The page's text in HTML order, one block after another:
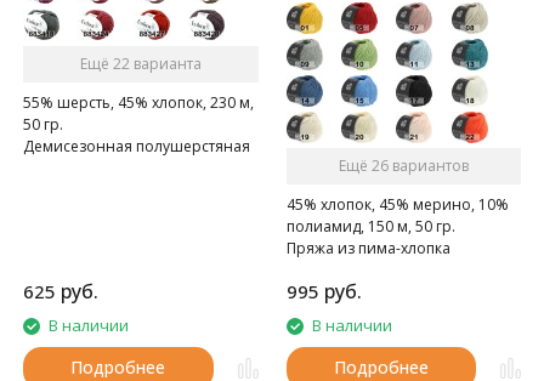
Ещё 22 варианта
55% шерсть, 45% хлопок, 230 м,
50 гр.
Демисезонная полушерстяная
625 руб.
В наличии
Подробнее
Ещё 26 вариантов
45% хлопок, 45% мерино, 10%
полиамид, 150 м, 50 гр.
Пряжа из пима-хлопка
мериносового подшерстка
Schurwolle Merino
995 руб.
В наличии
Подробнее